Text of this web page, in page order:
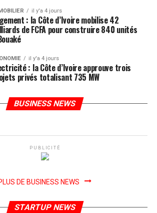
il y'a 4 jours
: la Côte d’Ivoire mobilise 42
de FCFA pour construire 840 unités
il y'a 4 jours
: la Côte d’Ivoire approuve trois
privés totalisant 735 MW
BUSINESS NEWS
PUBLICITÉ
DE BUSINESS NEWS
STARTUP NEWS